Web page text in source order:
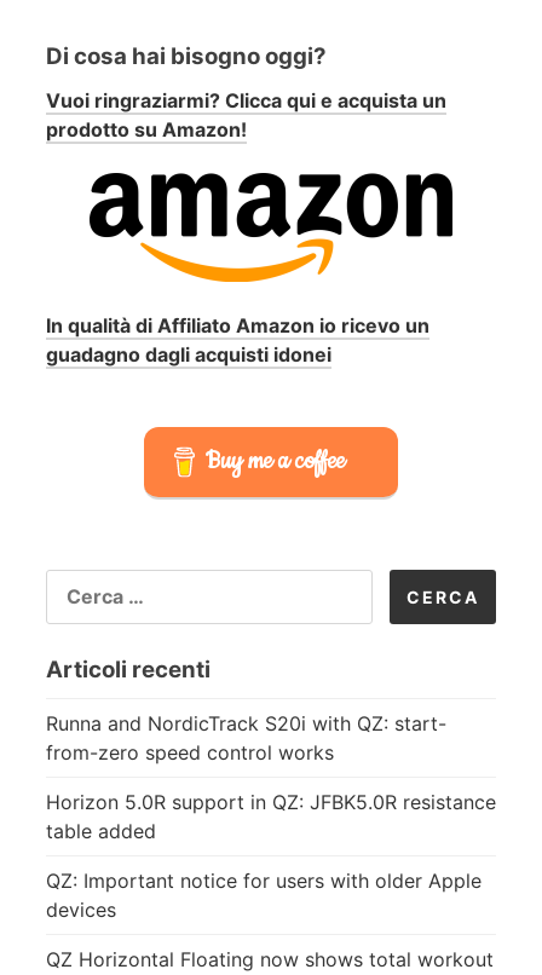
Di cosa hai bisogno oggi?
Vuoi ringraziarmi? Clicca qui e acquista un
prodotto su Amazon!
In qualità di Affiliato Amazon io ricevo un
guadagno dagli acquisti idonei
Buy me a coffee
PER:
Articoli recenti
Runna and NordicTrack S20i with QZ: start-
from-zero speed control works
Horizon 5.0R support in QZ: JFBK5.0R resistance
table added
QZ: Important notice for users with older Apple
devices
QZ Horizontal Floating now shows total workout